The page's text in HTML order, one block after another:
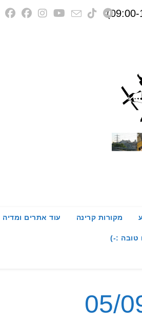
מקורות קרינה עוד אתרים ומדיה
טובה :-)